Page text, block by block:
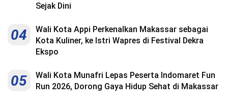
Sejak Dini
04
Wali Kota Appi Perkenalkan Makassar sebagai
Kota Kuliner, ke Istri Wapres di Festival Dekra
Ekspo
05
Wali Kota Munafri Lepas Peserta Indomaret Fun
Run 2026, Dorong Gaya Hidup Sehat di Makassar